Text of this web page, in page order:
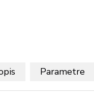
Parametre